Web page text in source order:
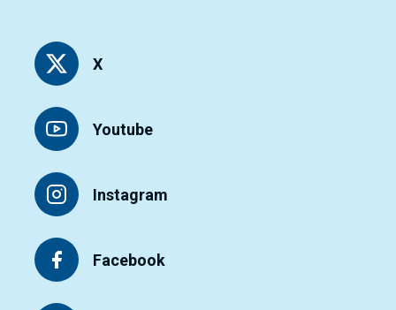
X
Youtube
Instagram
Facebook